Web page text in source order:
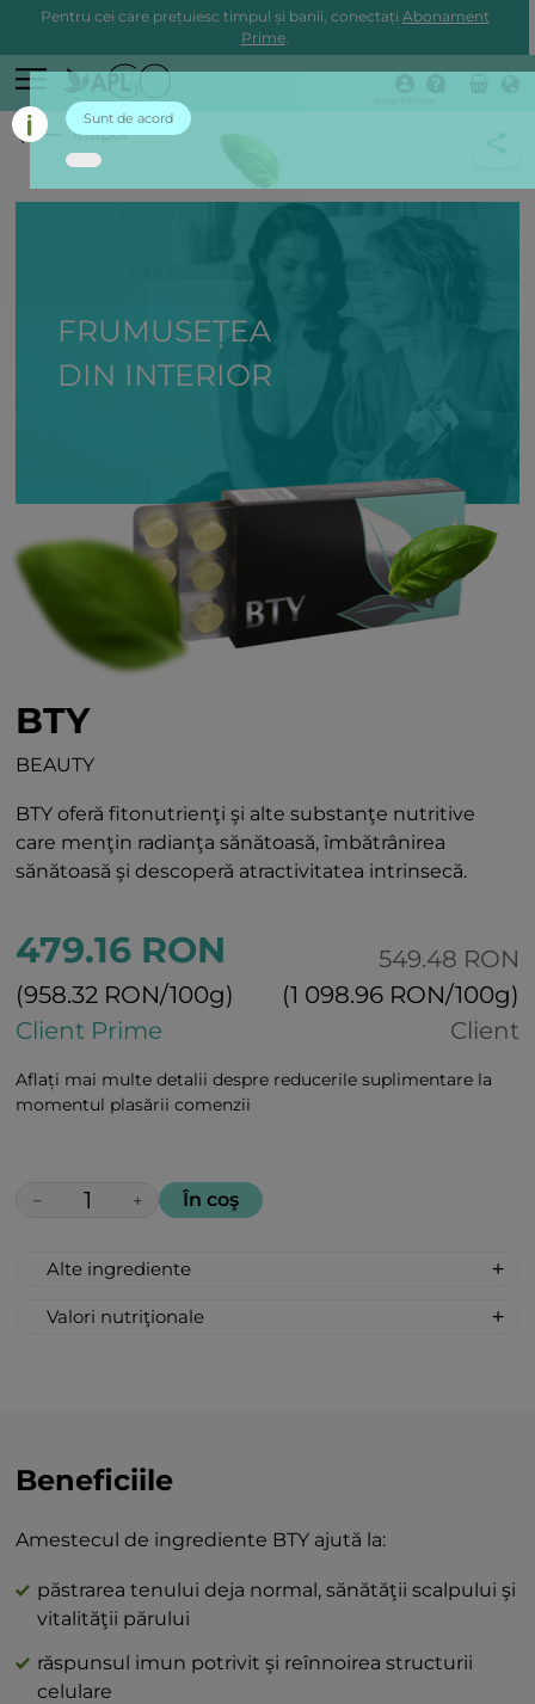
Pentru cei care prețuiesc timpul și banii, conectați Abonament
Prime.
înapoi
FRUMUSEȚEA
DIN INTERIOR
BTY
BEAUTY
BTY oferă fitonutrienţi şi alte substanţe nutritive
care menţin radianţa sănătoasă, îmbătrânirea
sănătoasă şi descoperă atractivitatea intrinsecă.
479.16 RON
(958.32 RON/100g)
Client Prime
549.48 RON
(1 098.96 RON/100g)
Client
Aflați mai multe detalii despre reducerile suplimentare la
momentul plasării comenzii
− + În coş
Alte ingrediente
zahăr de sfeclă, acidifiant-acid citric din
Valori nutriţionale
Carbohidraţi 92 g
Zahăr 78 g
Proteine 0 gSare 0 g
Beneficiile
Amestecul de ingrediente BTY ajută la:
păstrarea tenului deja normal, sănătăţii scalpului şi
vitalităţii părului
răspunsul imun potrivit şi reînnoirea structurii
celulare
Sunt de acord